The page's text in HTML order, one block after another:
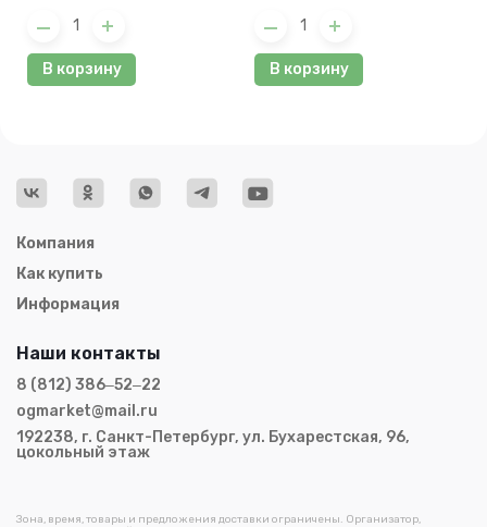
В корзину В корзину
Компания
Как купить
Информация
Зона, время, товары и предложения доставки ограничены. Организатор,
Наши контакты
8 (812) 386‒52‒22
ogmarket@mail.ru
192238, г. Санкт-Петербург, ул. Бухарестская, 96,
цокольный этаж